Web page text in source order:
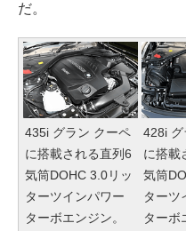
だ。
435i グラン クーペ
に搭載される直列6
気筒DOHC 3.0リッ
ターツインパワー
ターボエンジン。
428i
に搭載
気筒
ターツ
ターボ